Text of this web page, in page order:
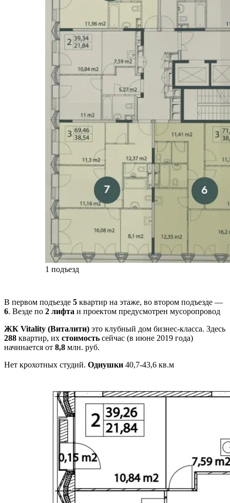
1 подъезд
В первом подъезде 5 квартир на этаже, во втором подъезде —
6. Везде по 2 лифта и проектом предусмотрен мусоропровод
ЖК Vitality (Виталити) это клубный дом бизнес-класса. Здесь
288 квартир, их стоимость сейчас (в июне 2019 года)
начинается от 8,8 млн. руб.
Нет крохотных студий. Однушки 40,7-43,6 кв.м